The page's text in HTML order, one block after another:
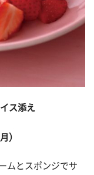
ス添え
）
ムとスポンジでサ